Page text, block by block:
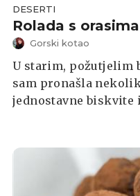
DESERTI
Rolada s orasima
Gorski kotao
U starim, požutjelim
sam pronašla
jednostavne biskvite
Upravo jedan takav
sam spojila u ovoj
dvije bilježnice i u